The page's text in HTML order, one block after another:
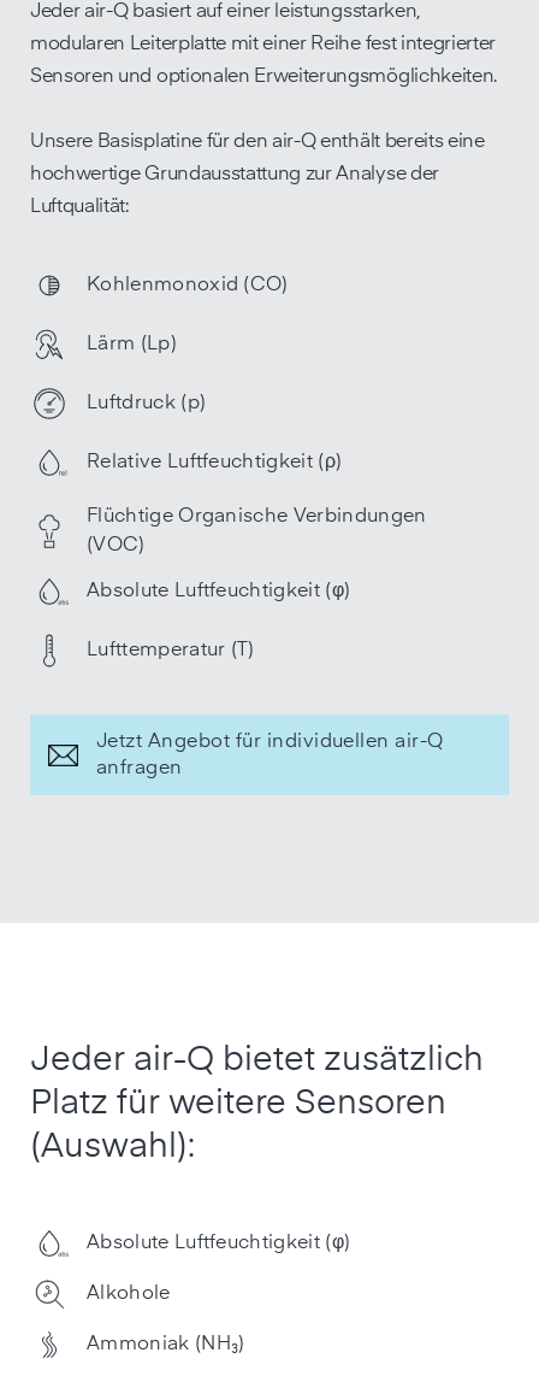
Jeder air-Q basiert auf einer leistungsstarken,
modularen Leiterplatte mit einer Reihe fest integrierter
Sensoren und optionalen Erweiterungsmöglichkeiten.
Unsere Basisplatine für den air-Q enthält bereits eine
hochwertige Grundausstattung zur Analyse der
Luftqualität:
Kohlenmonoxid (CO)
Lärm (Lp)
Luftdruck (p)
Relative Luftfeuchtigkeit (ρ)
Flüchtige Organische Verbindungen
(VOC)
Absolute Luftfeuchtigkeit (φ)
Lufttemperatur (T)
Jetzt Angebot für individuellen air-Q
anfragen
Jeder air-Q bietet zusätzlich
Platz für weitere Sensoren
(Auswahl):
Absolute Luftfeuchtigkeit (φ)
Alkohole
Ammoniak (NH₃)